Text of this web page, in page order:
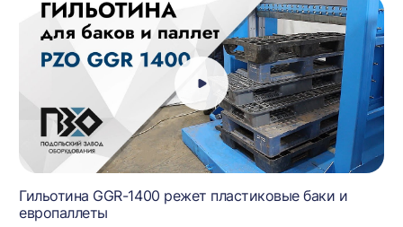
Гильотина GGR-1400 режет пластиковые баки и
европаллеты